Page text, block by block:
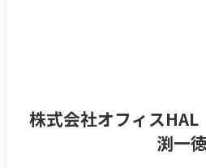
株式会社オフィス
渕一